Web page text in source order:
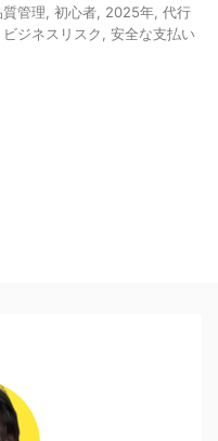
質管理 初心者 2025年 代行
ビジネスリスク
安全な支払い